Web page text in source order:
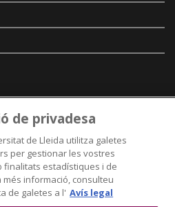
de privadesa
de Lleida utilitza galetes
per gestionar les vostres
finalitats estadístiques i de
més informació, consulteu
de galetes a l' Avís legal